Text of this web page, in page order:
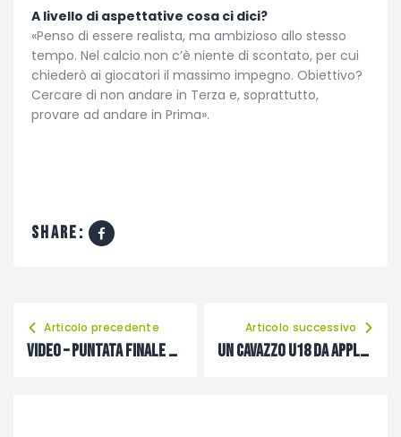
A livello di aspettative cosa ci dici?
«Penso di essere realista, ma ambizioso allo stesso
tempo. Nel calcio non c’è niente di scontato, per cui
chiederò ai giocatori il massimo impegno. Obiettivo?
Cercare di non andare in Terza e, soprattutto,
provare ad andare in Prima».
share:
Articolo precedente
VIDEO – Puntata finale Terzo Tempo: Christian Ferigo (Velox)
Articolo successivo
Un Cavazzo U18 da applausi pareggia dopo essere stato sotto di 3 gol